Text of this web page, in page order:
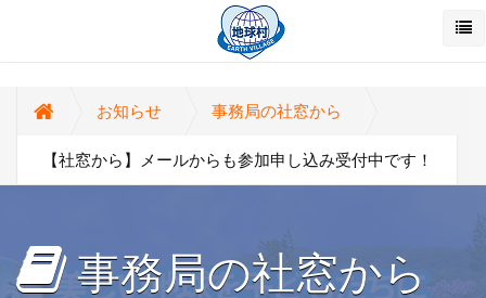
お知らせ 事務局の社窓から
【社窓から】メールからも参加申し込み受付中です！
事務局の社窓から